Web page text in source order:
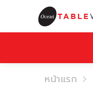
หน้าแรก